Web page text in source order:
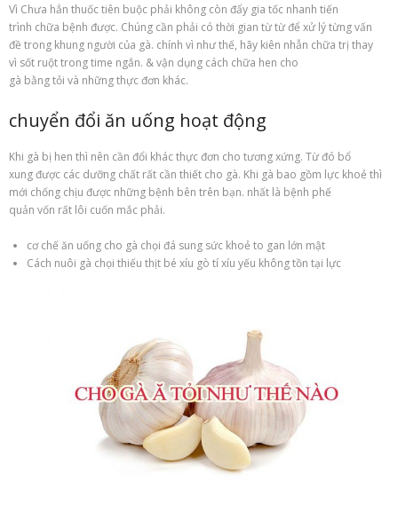
Vì Chưa hẳn thuốc tiên buộc phải không còn đẩy gia tốc nhanh tiến
trình chữa bệnh được. Chúng cần phải có thời gian từ từ để xử lý từng vấn
đề trong khung người của gà. chính vì như thế, hãy kiên nhẫn chữa trị thay
vì sốt ruột trong time ngắn. & vận dụng cách chữa hen cho
gà bằng tỏi và những thực đơn khác.
chuyển đổi ăn uống hoạt động
Khi gà bị hen thì nên cần đổi khác thực đơn cho tương xứng. Từ đó bổ
xung được các dưỡng chất rất cần thiết cho gà. Khi gà bao gồm lực khoẻ thì
mới chống chịu được những bệnh bên trên bạn. nhất là bệnh phế
quản vốn rất lôi cuốn mắc phải.
cơ chế ăn uống cho gà chọi đá sung sức khoẻ to gan lớn mật
Cách nuôi gà chọi thiếu thịt bé xíu gò tí xíu yếu không tồn tại lực